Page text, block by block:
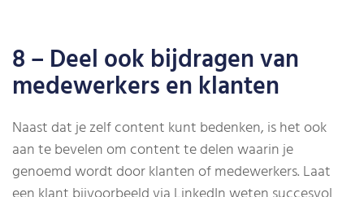
8 – Deel ook bijdragen van
medewerkers en klanten
Naast dat je zelf content kunt bedenken, is het ook
aan te bevelen om content te delen waarin je
genoemd wordt door klanten of medewerkers. Laat